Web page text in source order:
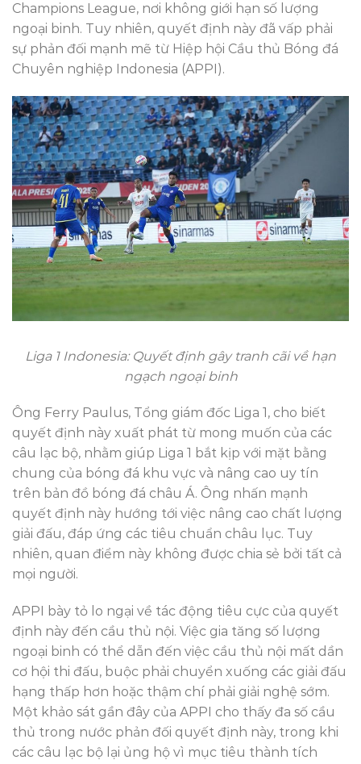
Champions League, nơi không giới hạn số lượng
ngoại binh. Tuy nhiên, quyết định này đã vấp phải
sự phản đối mạnh mẽ từ Hiệp hội Cầu thủ Bóng đá
Chuyên nghiệp Indonesia (APPI).
Liga 1 Indonesia: Quyết định gây tranh cãi về hạn
ngạch ngoại binh
Ông Ferry Paulus, Tổng giám đốc Liga 1, cho biết
quyết định này xuất phát từ mong muốn của các
câu lạc bộ, nhằm giúp Liga 1 bắt kịp với mặt bằng
chung của bóng đá khu vực và nâng cao uy tín
trên bản đồ bóng đá châu Á. Ông nhấn mạnh
quyết định này hướng tới việc nâng cao chất lượng
giải đấu, đáp ứng các tiêu chuẩn châu lục. Tuy
nhiên, quan điểm này không được chia sẻ bởi tất cả
mọi người.
APPI bày tỏ lo ngại về tác động tiêu cực của quyết
định này đến cầu thủ nội. Việc gia tăng số lượng
ngoại binh có thể dẫn đến việc cầu thủ nội mất dần
cơ hội thi đấu, buộc phải chuyển xuống các giải đấu
hạng thấp hơn hoặc thậm chí phải giải nghệ sớm.
Một khảo sát gần đây của APPI cho thấy đa số cầu
thủ trong nước phản đối quyết định này, trong khi
các câu lạc bộ lại ủng hộ vì mục tiêu thành tích